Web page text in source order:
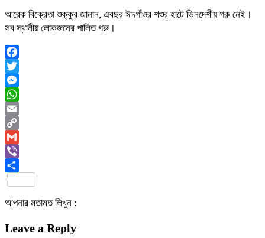
আরেক বিক্রেতা শুক্কুর জানান, এবছর ঈদগাঁওর শশুর হাটে ভিনদেশীয় গরু নেই।
সব স্থানীয় লোকজনের পালিত গরু।
Facebook
Twitter
Messenger
WhatsApp
Email
Copy
Link
Gmail
Viber
আপনার মতামত লিখুন :
Leave a Reply